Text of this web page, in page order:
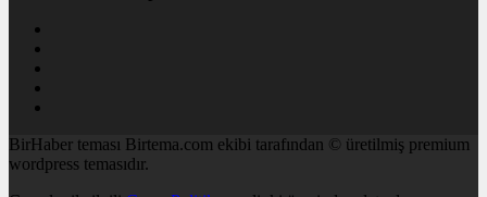
BirHaber teması Birtema.com ekibi tarafından © üretilmiş premium
wordpress temasıdır.